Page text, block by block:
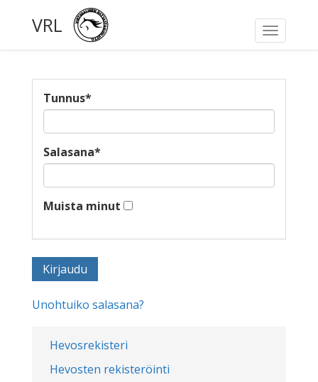
Toggle
VRL
Hevosrekisteri
Hevosten rekisteröinti
Tunnus*
Salasana*
Muista minut
Unohtuiko salasana?